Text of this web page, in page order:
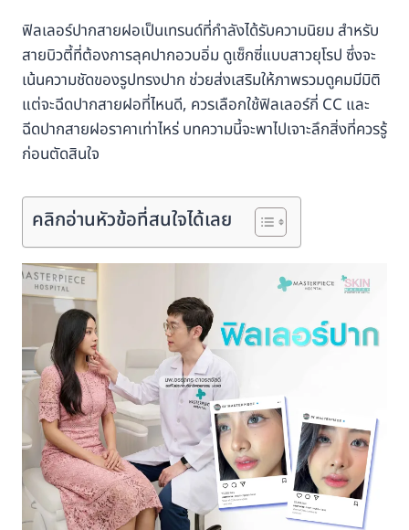
ฟิลเลอร์ปากสายฝอเป็นเทรนด์ที่กำลังได้รับความนิยม สำหรับ
สายบิวตี้ที่ต้องการลุคปากอวบอิ่ม ดูเซ็กซี่แบบสาวยุโรป ซึ่งจะ
เน้นความชัดของรูปทรงปาก ช่วยส่งเสริมให้ภาพรวมดูคมมีมิติ
แต่จะฉีดปากสายฝอที่ไหนดี, ควรเลือกใช้ฟิลเลอร์กี่ CC และ
ฉีดปากสายฝอราคาเท่าไหร่ บทความนี้จะพาไปเจาะลึกสิ่งที่ควรรู้
ก่อนตัดสินใจ
คลิกอ่านหัวข้อที่สนใจได้เลย